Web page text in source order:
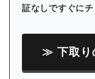
証なしですぐにチ
≫ 下取り